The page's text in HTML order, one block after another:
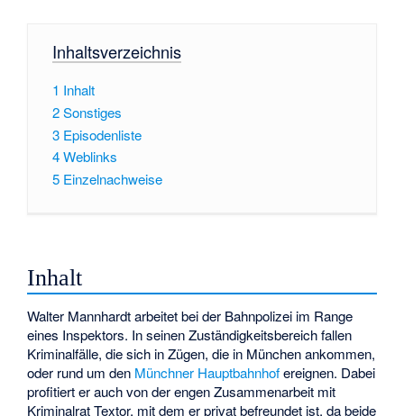
Inhaltsverzeichnis
1 Inhalt
2Sonstiges
3 Episodenliste
4Weblinks
5 Einzelnachweise
Inhalt
Walter Mannhardt arbeitet bei der Bahnpolizei im Range
eines Inspektors. In seinen Zuständigkeitsbereich fallen
Kriminalfälle, die sich in Zügen, die in München ankommen,
oder rund um den Münchner Hauptbahnhofereignen. Dabei
profitiert er auch von der engen Zusammenarbeit mit
Kriminalrat Textor, mit dem er privat befreundet ist, da beide